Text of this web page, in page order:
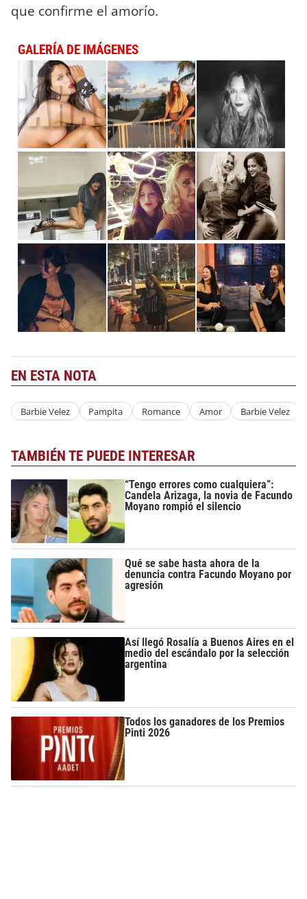
que confirme el amorío.
GALERÍA DE IMÁGENES
EN ESTA NOTA
Barbie Velez Pampita Romance Amor Barbie Velez
TAMBIÉN TE PUEDE INTERESAR
“Tengo errores como cualquiera”:
Candela Arizaga, la novia de Facundo
Moyano rompió el silencio
Qué se sabe hasta ahora de la
denuncia contra Facundo Moyano por
agresión
Así llegó Rosalía a Buenos Aires en el
medio del escándalo por la selección
argentina
Todos los ganadores de los Premios
Pinti 2026